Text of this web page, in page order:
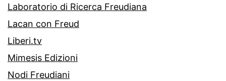
Laboratorio di Ricerca Freudiana
Lacan con Freud
Liberi.tv
Mimesis Edizioni
Nodi Freudiani